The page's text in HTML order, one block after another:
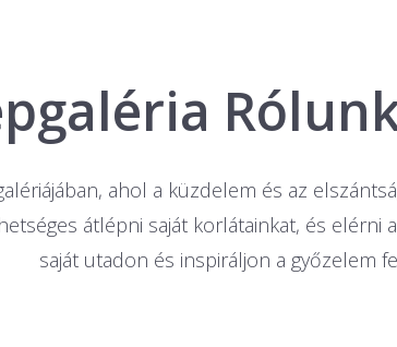
ahol a küzdelem és az
átlépni saját korlátainkat, és elérni
saját utadon és inspiráljon a győzelem